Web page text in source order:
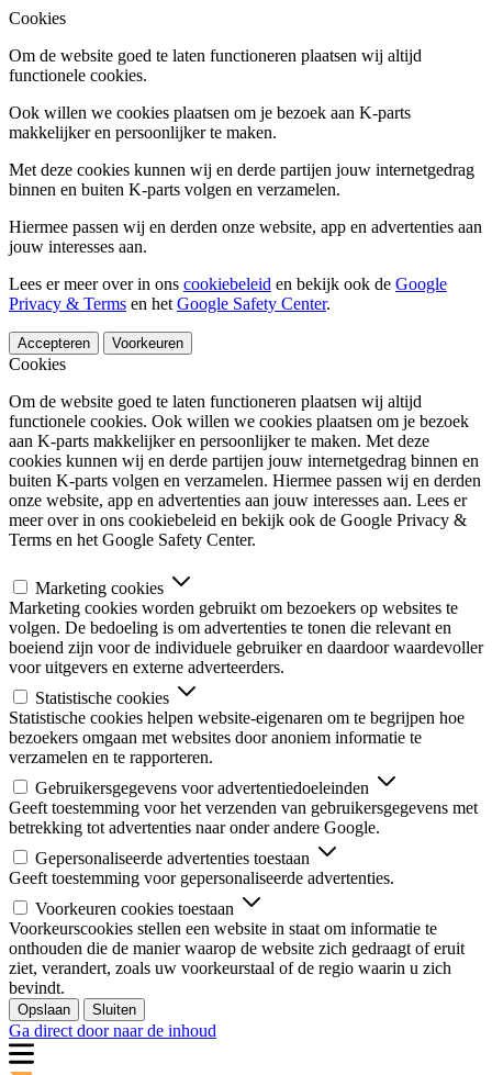
Cookies
Om de website goed te laten functioneren plaatsen wij altijd
functionele cookies.
Ook willen we cookies plaatsen om je bezoek aan K-parts
makkelijker en persoonlijker te maken.
Met deze cookies kunnen wij en derde partijen jouw internetgedrag
binnen en buiten K-parts volgen en verzamelen.
Hiermee passen wij en derden onze website, app en advertenties aan
jouw interesses aan.
Lees er meer over in ons cookiebeleid en bekijk ook de Google
Privacy & Terms en het Google Safety Center.
Accepteren Voorkeuren
Cookies
Om de website goed te laten functioneren plaatsen wij altijd
functionele cookies. Ook willen we cookies plaatsen om je bezoek
aan K-parts makkelijker en persoonlijker te maken. Met deze
cookies kunnen wij en derde partijen jouw internetgedrag binnen en
buiten K-parts volgen en verzamelen. Hiermee passen wij en derden
onze website, app en advertenties aan jouw interesses aan. Lees er
meer over in ons cookiebeleid en bekijk ook de Google Privacy &
Terms en het Google Safety Center.
Marketing cookies
Marketing cookies worden gebruikt om bezoekers op websites te
volgen. De bedoeling is om advertenties te tonen die relevant en
boeiend zijn voor de individuele gebruiker en daardoor waardevoller
voor uitgevers en externe adverteerders.
Statistische cookies
Statistische cookies helpen website-eigenaren om te begrijpen hoe
bezoekers omgaan met websites door anoniem informatie te
verzamelen en te rapporteren.
Gebruikersgegevens voor advertentiedoeleinden
Geeft toestemming voor het verzenden van gebruikersgegevens met
betrekking tot advertenties naar onder andere Google.
Gepersonaliseerde advertenties toestaan
Geeft toestemming voor gepersonaliseerde advertenties.
Voorkeuren cookies toestaan
Voorkeurscookies stellen een website in staat om informatie te
onthouden die de manier waarop de website zich gedraagt of eruit
ziet, verandert, zoals uw voorkeurstaal of de regio waarin u zich
bevindt.
Opslaan Sluiten
Ga direct door naar de inhoud